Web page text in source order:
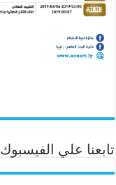
تابعنا علي الفيسبوك